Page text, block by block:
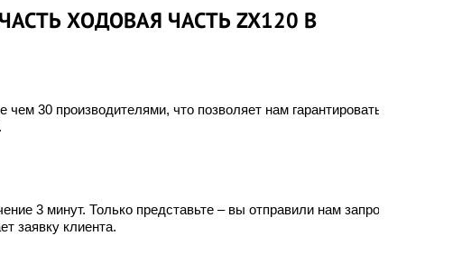
ХОДОВАЯ ЧАСТЬ ZX120 В
30 производителями, что позволяет нам гарантировать
3 минут. Только представьте – вы отправили нам запрос, а
заявку клиента.